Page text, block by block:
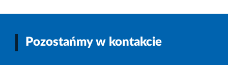
Pozostańmy w kontakcie